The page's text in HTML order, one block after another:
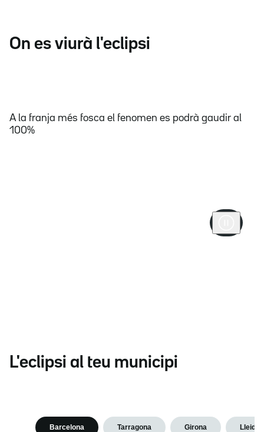
On es viurà l'eclipsi
A la franja més fosca el fenomen es podrà gaudir al
100%
L'eclipsi al teu municipi
Barcelona Tarragona Girona Lleida